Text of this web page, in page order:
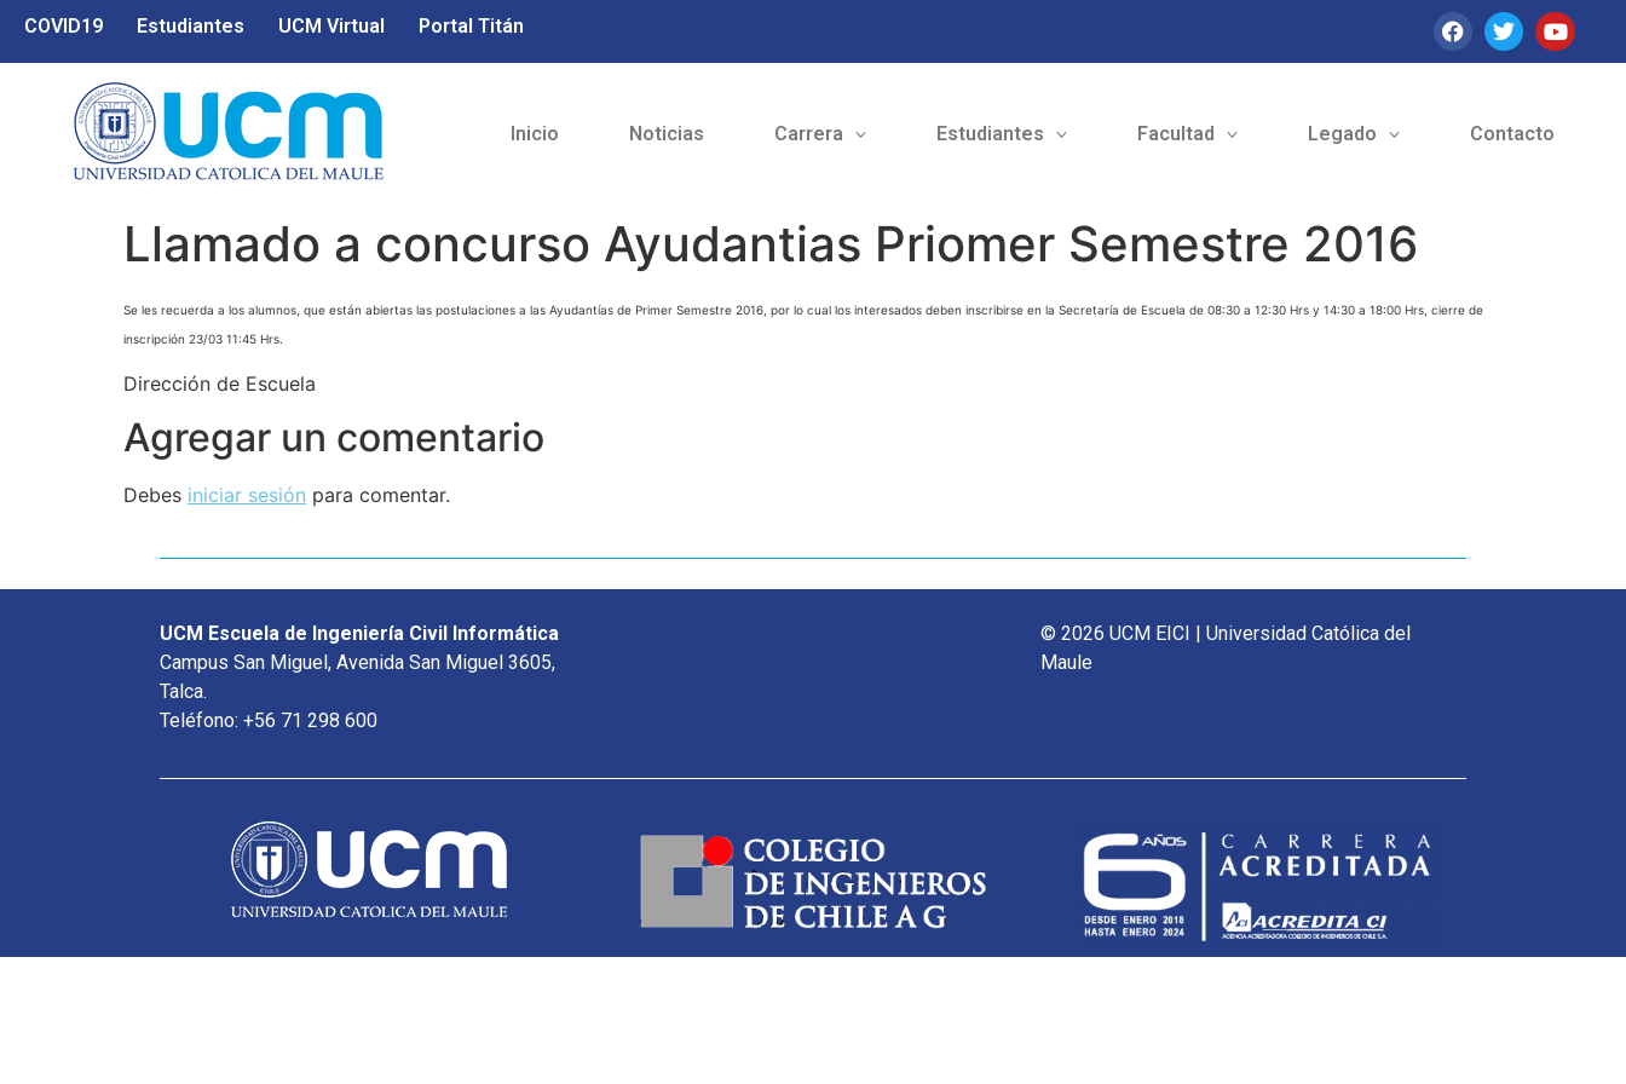
COVID19 Estudiantes UCM Virtual Portal Titán
Inicio Noticias Carrera Estudiantes Facultad Legado Contacto
Llamado a concurso Ayudantias Priomer Semestre 2016
Se les recuerda a los alumnos, que están abiertas las postulaciones a las Ayudantías de Primer Semestre 2016, por lo cual los interesados deben inscribirse en la Secretaría de Escuela de 08:30 a 12:30 Hrs y 14:30 a 18:00 Hrs, cierre de
inscripción 23/03 11:45 Hrs.
Dirección de Escuela
Agregar un comentario
Debes iniciar sesión para comentar.
UCM Escuela de Ingeniería Civil Informática
Campus San Miguel, Avenida San Miguel 3605,
Talca.
Teléfono: +56 71 298 600
© 2026 UCM EICI | Universidad Católica del
Maule